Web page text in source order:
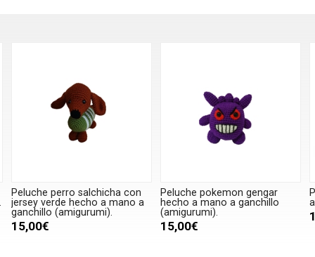
Peluche perro salchicha con
jersey verde hecho a mano a
ganchillo (amigurumi).
15,00€
Peluche pokemon gengar
hecho a mano a ganchillo
(amigurumi).
15,00€